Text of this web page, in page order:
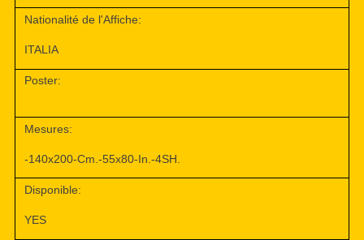
Nationalité de l'Affiche:
ITALIA
Poster:
Mesures:
-140x200-Cm.-55x80-In.-4SH.
Disponible:
YES